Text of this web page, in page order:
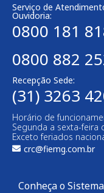
Serviço de
Ouvidoria:
0800 181
0800 882
Recepção Sede:
(31) 3263
Horário de
Segunda a sexta-feira
Exceto feriados
crc@fiemg.com.br
Conheça o Sistema